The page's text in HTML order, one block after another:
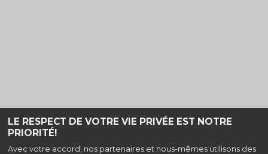
LE RESPECT DE VOTRE VIE PRIVÉE EST NOTRE
PRIORITÉ!
Avec votre accord, nos partenaires et nous-mêmes utilisons des